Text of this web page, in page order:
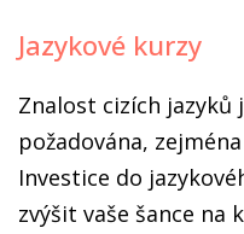
Jazykové kurzy
Znalost cizích jazyků
požadována,
Investice do
zvýšit vaše šance na